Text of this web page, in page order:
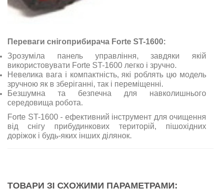
Переваги снігоприбирача Forte ST-1600:
Зрозуміла панель управління, завдяки якій
використовувати Forte ST-1600 легко і зручно.
Невелика вага і компактність, які роблять цю модель
зручною як в зберіганні, так і переміщенні.
Безшумна та безпечна для навколишнього
середовища робота.
Forte ST-1600 - ефективний інструмент для очищення
від снігу прибудинкових територій, пішохідних
доріжок і будь-яких інших ділянок.
ТОВАРИ ЗІ СХОЖИМИ ПАРАМЕТРАМИ: